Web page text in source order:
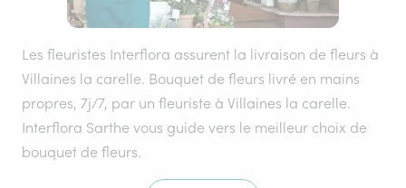
Les fleuristes Interflora assurent la livraison de fleurs à
Villaines la carelle. Bouquet de fleurs livré en mains
propres, 7j/7, par un fleuriste à Villaines la carelle.
Interflora Sarthe vous guide vers le meilleur choix de
bouquet de fleurs.